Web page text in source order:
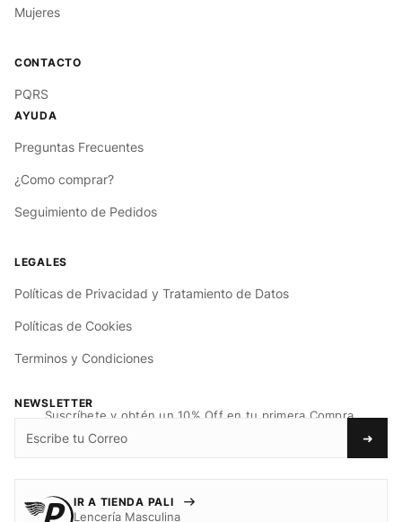
Mujeres
PQRS
Preguntas Frecuentes
¿Como comprar?
Seguimiento de Pedidos
Políticas de Privacidad y Tratamiento de Datos
Políticas de Cookies
Terminos y Condiciones
NEWSLETTER
Suscríbete y obtén un 10% Off en tu primera Compra.
➜
IR A TIENDA PALI
Lencería Masculina